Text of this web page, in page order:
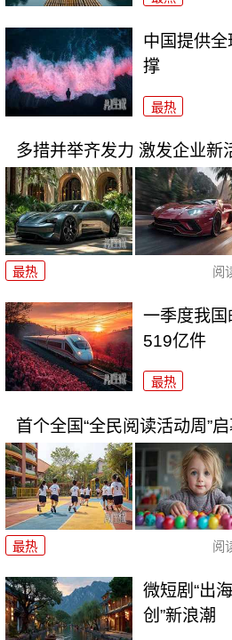
中国提供全
撑
最热
多措并举齐发力 激发企业新
最热 阅
一季度我
519亿件
最热
首个全国“全民阅读活动周”
最热 阅
微短剧“出
创”新浪潮